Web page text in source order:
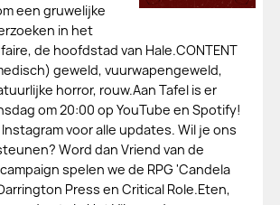
een gruwelijke
in het
de hoofdstad van Hale.CONTENT
geweld, vuurwapengeweld,
horror, rouw.Aan Tafel is er
om 20:00 op YouTube en Spotify!
voor alle updates. Wil je ons
Word dan⁠⁠ Vriend van de
spelen we de RPG 'Candela
Press en Critical Role⁠⁠.Eten,